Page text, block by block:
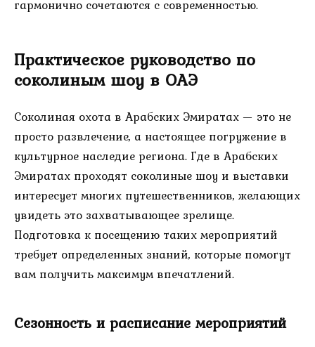
гармонично сочетаются с современностью.
Практическое руководство по
соколиным шоу в ОАЭ
Соколиная охота в Арабских Эмиратах — это не
просто развлечение, а настоящее погружение в
культурное наследие региона. Где в Арабских
Эмиратах проходят соколиные шоу и выставки
интересует многих путешественников, желающих
увидеть это захватывающее зрелище.
Подготовка к посещению таких мероприятий
требует определенных знаний, которые помогут
вам получить максимум впечатлений.
Сезонность и расписание мероприятий